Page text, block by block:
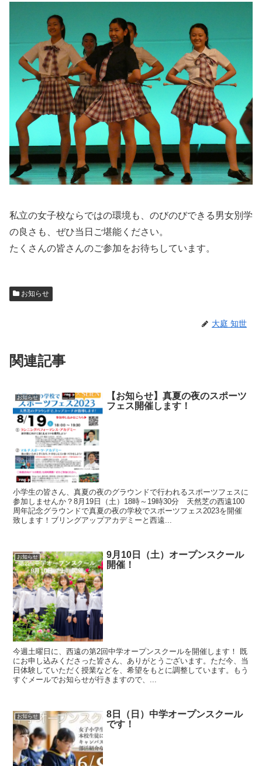
私立の女子校ならではの環境も、のびのびできる男女別学
の良さも、ぜひ当日ご堪能ください。
たくさんの皆さんのご参加をお待ちしています。
お知らせ
大庭 知世
関連記事
お知らせ
【お知らせ】真夏の夜のスポーツ
フェス開催します！
小学生の皆さん、真夏の夜のグラウンドで行われるスポーツフェスに
参加しませんか？8月19日（土）18時～19時30分 天然芝の西遠100
周年記念グラウンドで真夏の夜の学校でスポーツフェス2023を開催
致します！ブリングアップアカデミーと西遠...
お知らせ
9月10日（土）オープンスクール
開催！
今週土曜日に、西遠の第2回中学オープンスクールを開催します！ 既
にお申し込みくださった皆さん、ありがとうございます。ただ今、当
日体験していただく授業などを、希望をもとに調整しています。もう
すぐメールでお知らせが行きますので、...
お知らせ
8日（日）中学オープンスクール
です！